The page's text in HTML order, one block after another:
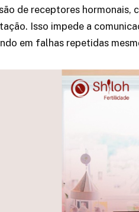
de receptores hormonais,
Isso impede a
em falhas repetidas